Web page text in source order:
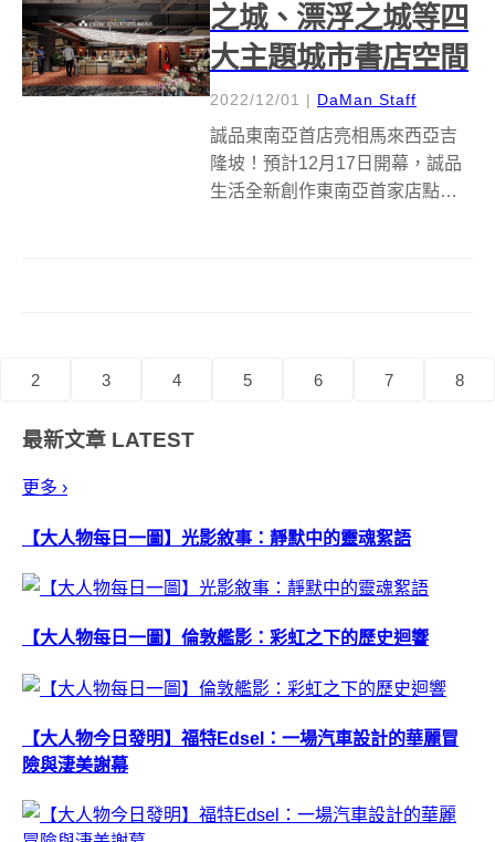
之城、漂浮之城等四
大主題城市書店空間
2022/12/01 | DaMan Staff
誠品東南亞首店亮相馬來西亞吉
隆坡！預計12月17日開幕，誠品
生活全新創作東南亞首家店點
2 3 4 5 6 7 8
最新文章 LATEST
更多 ›
【大人物每日一圖】光影敘事：靜默中的靈魂絮語
【大人物每日一圖】倫敦艦影：彩虹之下的歷史迴響
【大人物今日發明】福特Edsel：一場汽車設計的華麗冒
險與淒美謝幕